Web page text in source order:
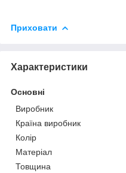
Приховати
Характеристики
Основні
Виробник
Країна виробник
Колір
Матеріал
Товщина